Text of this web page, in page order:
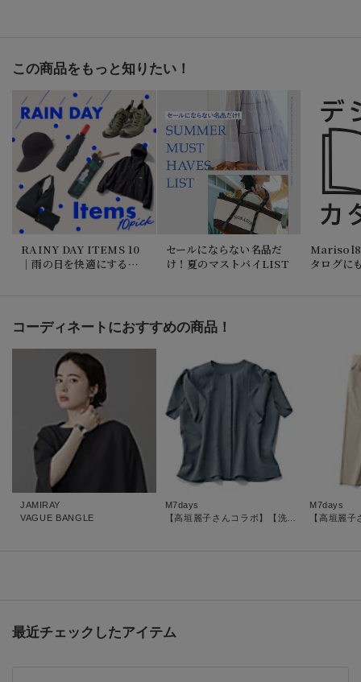
この商品をもっと知りたい！
RAINY DAY ITEMS 10
｜雨の日を快適にする機
セールにならない名品だ
け！夏のマストバイLIST
Marisol8
タログに
コーディネートにおすすめの商品！
JAMIRAY
VAGUE BANGLE
M7days
M7days
最近チェックしたアイテム